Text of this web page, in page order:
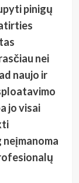
pinigų
nei
naujo ir
jo visai